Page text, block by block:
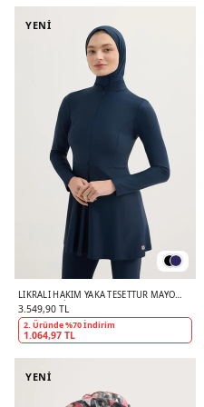
YENİ
LIKRALI HAKIM YAKA TESETTÜR MAYO
TAKIM LACIVERT
3.549,90 TL
2. Üründe %70 İndirim
1.064,97 TL
YENİ